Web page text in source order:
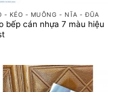
- KÉO - MUỖNG - NĨA - ĐŨA
bếp cán nhựa 7 màu hiệu